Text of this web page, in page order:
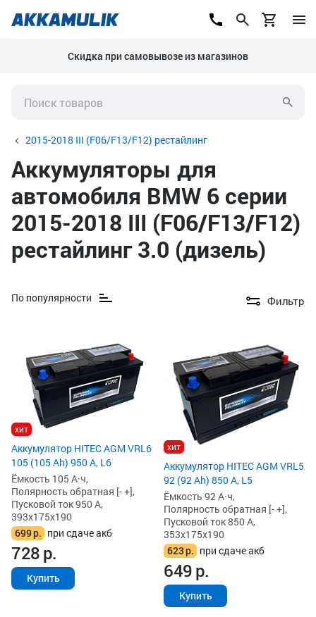
Скидка при самовывозе из магазинов
2015-2018 III (F06/F13/F12) рестайлинг
Аккумуляторы для
автомобиля BMW 6 серии
2015-2018 III (F06/F13/F12)
рестайлинг 3.0 (дизель)
По популярности Фильтр
хит
Аккумулятор HITEC AGM VRL6
105 (105 Ah) 950 А, L6
Ёмкость 105 А·ч,
Полярность обратная [- +],
Пусковой ток 950 А,
393x175x190
699р. при сдаче акб
728р.
Купить
хит
Аккумулятор HITEC AGM VRL5
92 (92 Ah) 850 А, L5
Ёмкость 92 А·ч,
Полярность обратная [- +],
Пусковой ток 850 А,
353x175x190
623р. при сдаче акб
649р.
Купить